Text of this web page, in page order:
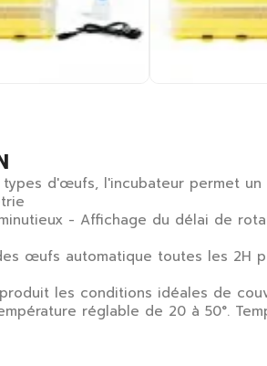
d'œufs, l'incubateur permet
- Affichage du délai de
œufs automatique toutes les 2H
les conditions idéales de
réglable de 20 à 50°.